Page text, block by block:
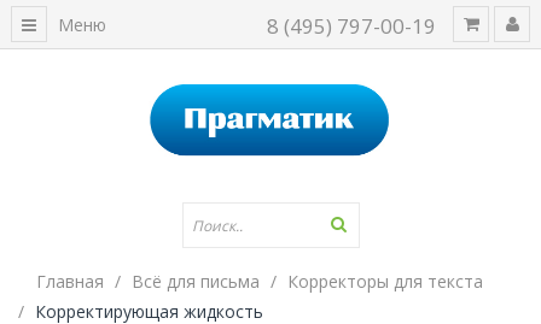
8 (495) 797-00-19
Меню
Главная Всё для письма
Корректоры для текста
Корректирующая жидкость